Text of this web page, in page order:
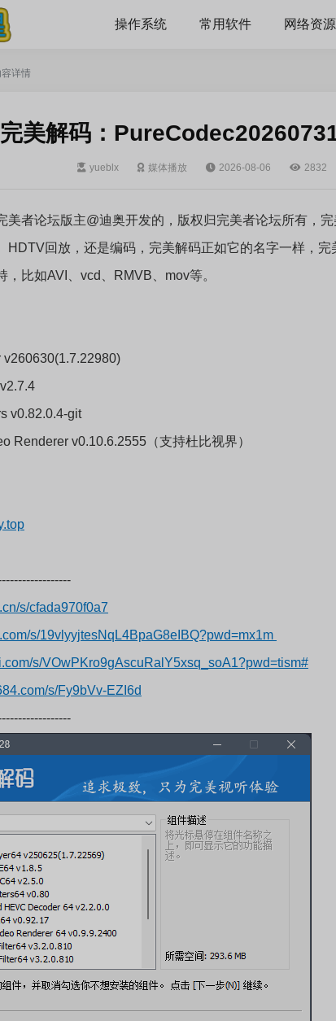
操作系统 常用软件 网络资源
容详情
完美解码：
yueblx 媒体播放 2026-08-06 2832
美者论坛版主@迪奥开发的，版权归完美者论坛所有，
HDTV回放，还是编码，完美解码正如它的名字一样，
，比如AVI、vcd、RMVB、mov等。
v0.82.0.4-git
Renderer v0.10.6.2555（支持杜比视界）
s/cfada970f0a7
s/19vlyyjtesNqL4BpaG8eIBQ?pwd=mx1m
s/VOwPKro9gAscuRalY5xsq_soA1?pwd=tism#
s/Fy9bVv-EZI6d